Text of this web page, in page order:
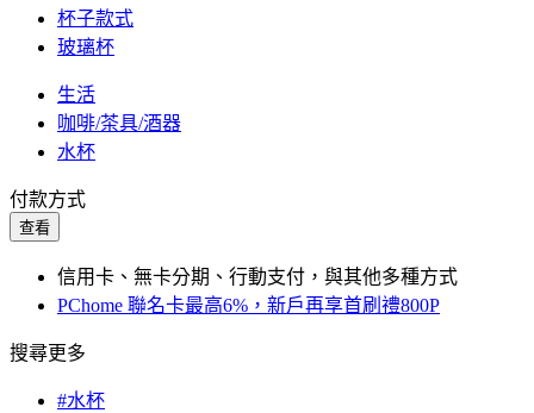
杯子款式
玻璃杯
生活
咖啡/茶具/酒器
水杯
付款方式
查看
信用卡、無卡分期、行動支付，與其他多種方式
PChome 聯名卡最高6%，新戶再享首刷禮800P
搜尋更多
#水杯